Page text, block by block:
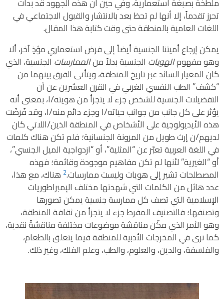
تحرز تقدماً، إلا أنها لم تحظ بعد بالانتشار والقبول الاجتماعي في
اللغات العامية بالمنطقة حتى وقت كتابة هذا المقال.
يمكن إرجاع أميتنا الجنسية أيضاً إلى فرض استعماري مؤذٍ آخر، ألا
وهو مفهومالهويات الجنسية بدلاً منالممارساتالجنسية، الذي
كان المعيار السائد عبر تاريخ المنطقة، ويتأتى الفرق بينهما من
“كشف” الطب النفسي الغربي في القرن العشرين عن أن
التفضيلات الجنسية للشخص جزء لا يتجزأ من هويته/ا، بمعنى أنه
يؤثر على كل جانب من جوانب حياته/ا وجزء دائم منه/ا، وقد فُرضَت
هذه الأيديولوجية على الأشخاص في المنطقة الذين/اللاتي كان
لديهم/ن إرث طويل من المرونة الجنسانية؛ فلم تكن هناك كلمات
في اللغة العربية تعبّر عن “المثلية”، أو “ازدواجية الميل الجنسي”،
أو “الغيرية” لأنها لم تكن مفاهيم موجودة وقائمة؛ فهذه
المصطلحات تشير إلى هويات وليست ممارسات.2 هناك، مع هذا،
عدد هائل من الكلمات التي شهدتها مختلف الإمبراطوريات
الإسلامية التي تصف كل ممارسة جنسية يمكن تصورها
وتصنفها؛ فالتصنيف المفرط جزء لا يتجزأ من ثقافة المنطقة،
وهو الأمر الذي مكّن مناقشة موضوعات مختلفة مناقشةً نقدية،
كما نرى في المخرجات الأدبية للمنطقة فيما يتعلق بالطعام،
والفلسفة، والدين، والعلوم، والطب، وعلم الفلك، وغير ذلك.